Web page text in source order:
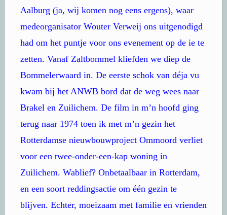
Aalburg (ja, wij komen nog eens ergens), waar
medeorganisator Wouter Verweij ons uitgenodigd
had om het puntje voor ons evenement op de ie te
zetten. Vanaf Zaltbommel kliefden we diep de
Bommelerwaard in. De eerste schok van déja vu
kwam bij het ANWB bord dat de weg wees naar
Brakel en Zuilichem. De film in m’n hoofd ging
terug naar 1974 toen ik met m’n gezin het
Rotterdamse nieuwbouwproject Ommoord verliet
voor een twee-onder-een-kap woning in
Zuilichem. Wablief? Onbetaalbaar in Rotterdam,
en een soort reddingsactie om één gezin te
blijven. Echter, moeizaam met familie en vrienden